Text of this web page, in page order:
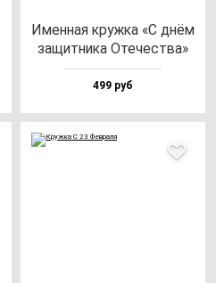
Имен­ная круж­ка «С днём
за­щит­ни­ка Оте­чес­тва»
499 руб